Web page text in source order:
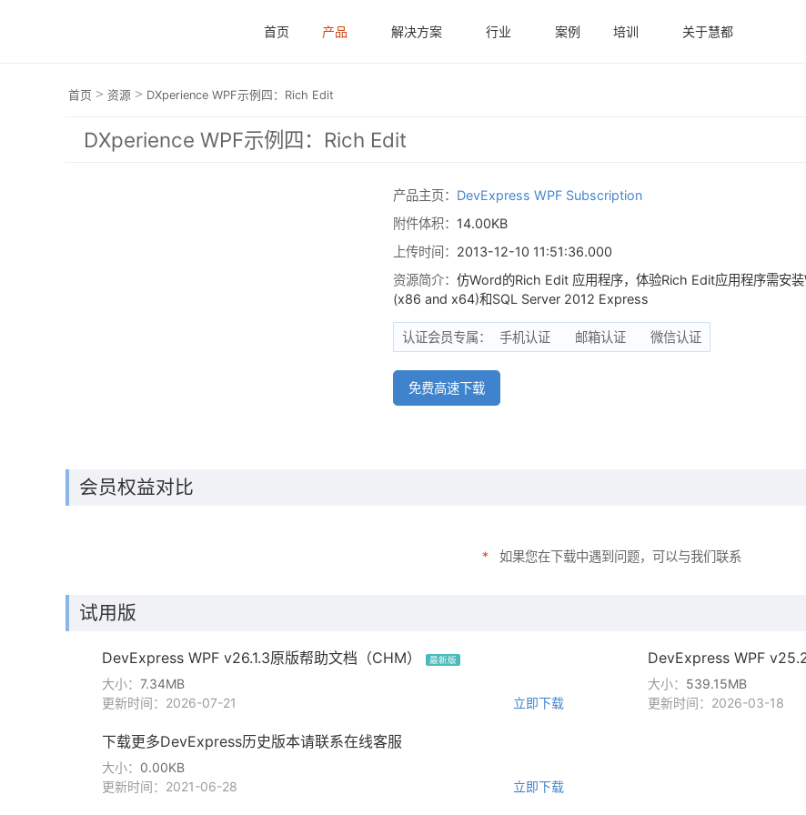
首页 产品 解决方案 行业 案例 培训 关于慧都
首页 > 资源 > DXperience WPF示例四：Rich Edit
DXperience WPF示例四：Rich Edit
产品主页： DevExpress WPF Subscription
附件体积： 14.00KB
上传时间： 2013-12-10 11:51:36.000
资源简介： 仿Word的Rich Edit 应用程序，体验Rich Edit应用程序需
(x86 and x64)和SQL Server 2012 Express
认证会员专属： 手机认证 邮箱认证 微信认证
免费高速下载
会员权益对比
* 如果您在下载中遇到问题，可以与我们联系
试用版
DevExpress WPF v26.1.3原版帮助文档（CHM） 最新版
大小： 7.34MB
更新时间：2026-07-21
立即下载
DevExpress WPF
大小： 539.15MB
更新时间：2026-03-18
下载更多DevExpress历史版本请联系在线客服
大小： 0.00KB
更新时间：2021-06-28
立即下载